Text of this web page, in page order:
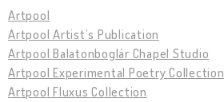
Artpool
Artpool Artist’s Publication
Artpool Balatonboglár Chapel Studio
Artpool Experimental Poetry Collection
Artpool Fluxus Collection